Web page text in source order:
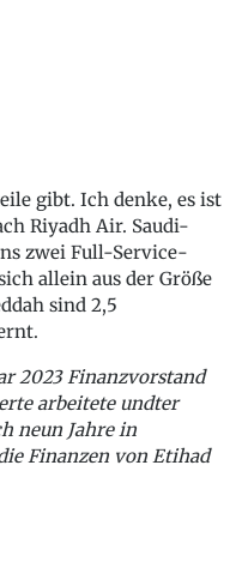
gibt. Ich denke, es ist
Riyadh Air. Saudi-
zwei Full-Service-
allein aus der Größe
sind 2,5
2023 Finanzvorstand
arbeitete undter
neun Jahre in
Finanzen von Etihad